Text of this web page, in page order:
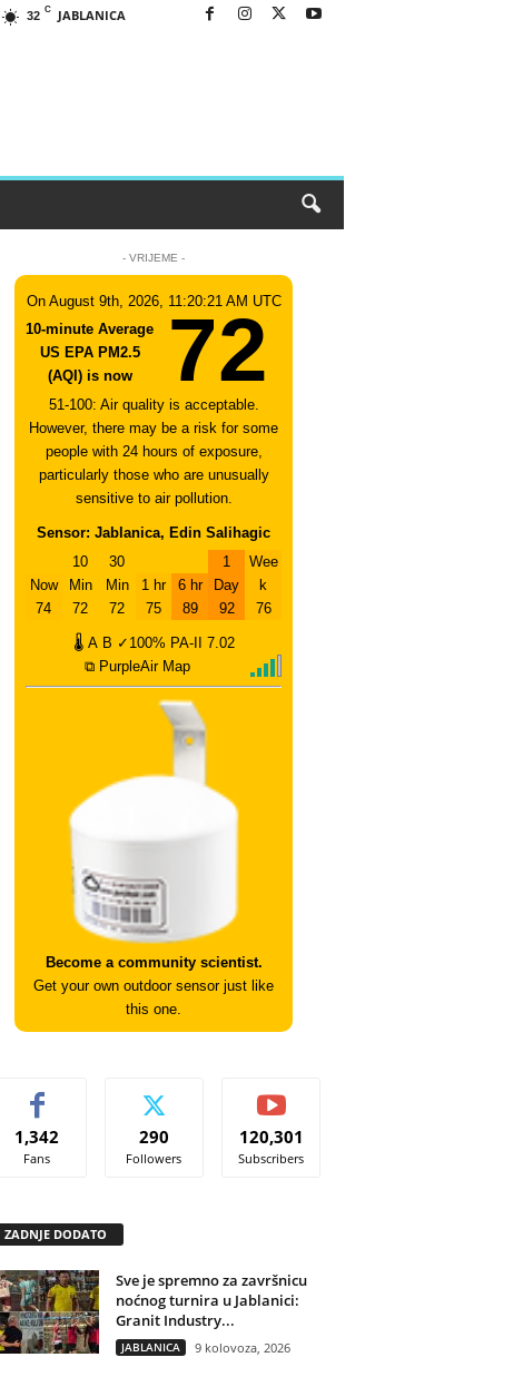
32 C JABLANICA
- VRIJEME -
On August 9th, 2026, 11:20:21 AM UTC
10-minute Average
US EPA PM2.5
(AQI) is now
72
51-100: Air quality is acceptable.
However, there may be a risk for some
people with 24 hours of exposure,
particularly those who are unusually
sensitive to air pollution.
Sensor: Jablanica, Edin Salihagic
Now
74
10
Min
72
30
Min
72
1 hr
75
6 hr
89
1
Day
92
Wee
k
76
🌡 A B ✓100% PA-II
7.02
⧉ PurpleAir Map
Become a community scientist.
Get your own outdoor sensor just like
this one.
1,342
Fans
290
Followers
120,301
Subscribers
ZADNJE DODATO
Sve je spremno za završnicu
noćnog turnira u Jablanici:
Granit Industry...
JABLANICA 9 kolovoza, 2026